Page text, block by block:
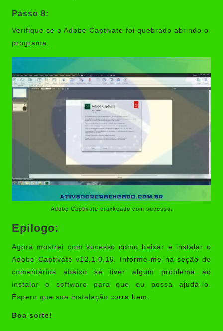
Passo 8:
Verifique se o Adobe Captivate foi quebrado abrindo o
programa.
Adobe Captivate crackeado com sucesso.
Epílogo:
Agora mostrei com sucesso como baixar e instalar o
Adobe Captivate v12.1.0.16. Informe-me na seção de
comentários abaixo se tiver algum problema ao
instalar o software para que eu possa ajudá-lo.
Espero que sua instalação corra bem.
Boa sorte!